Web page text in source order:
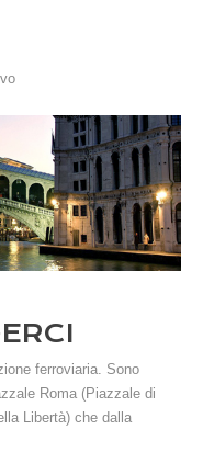
ferroviaria. Sono
Roma (Piazzale di
Libertà) che dalla